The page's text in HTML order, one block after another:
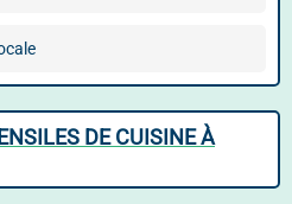
DE CUISINE À